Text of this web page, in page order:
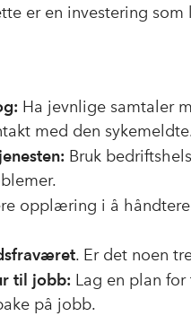
er en investering som
Ha jevnlige samtaler
med den
Bruk
opplæring i å
. Er det noen
til jobb: Lag en plan
på jobb.